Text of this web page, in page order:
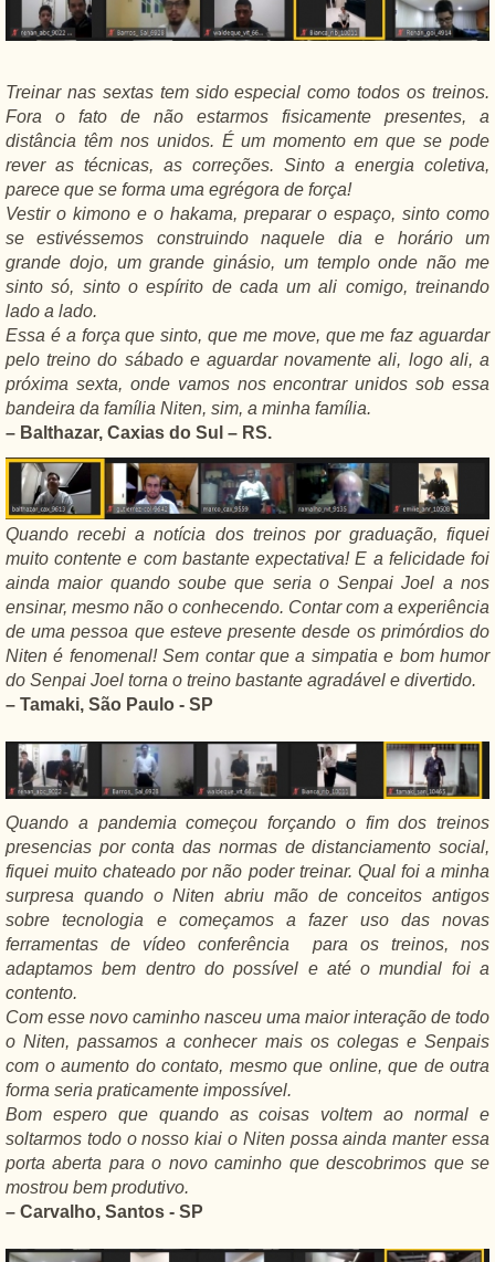
Treinar nas sextas tem sido especial como todos os treinos.
Fora o fato de não estarmos fisicamente presentes, a
distância têm nos unidos. É um momento em que se pode
rever as técnicas, as correções. Sinto a energia coletiva,
parece que se forma uma egrégora de força!
Vestir o kimono e o hakama, preparar o espaço, sinto como
se estivéssemos construindo naquele dia e horário um
grande dojo, um grande ginásio, um templo onde não me
sinto só, sinto o espírito de cada um ali comigo, treinando
lado a lado.
Essa é a força que sinto, que me move, que me faz aguardar
pelo treino do sábado e aguardar novamente ali, logo ali, a
próxima sexta, onde vamos nos encontrar unidos sob essa
bandeira da família Niten, sim, a minha família.
– Balthazar, Caxias do Sul – RS.
Quando recebi a notícia dos treinos por graduação, fiquei
muito contente e com bastante expectativa! E a felicidade foi
ainda maior quando soube que seria o Senpai Joel a nos
ensinar, mesmo não o conhecendo. Contar com a experiência
de uma pessoa que esteve presente desde os primórdios do
Niten é fenomenal! Sem contar que a simpatia e bom humor
do Senpai Joel torna o treino bastante agradável e divertido.
– Tamaki, São Paulo - SP
Quando a pandemia começou forçando o fim dos treinos
presencias por conta das normas de distanciamento social,
fiquei muito chateado por não poder treinar. Qual foi a minha
surpresa quando o Niten abriu mão de conceitos antigos
sobre tecnologia e começamos a fazer uso das novas
ferramentas de vídeo conferência para os treinos, nos
adaptamos bem dentro do possível e até o mundial foi a
contento.
Com esse novo caminho nasceu uma maior interação de todo
o Niten, passamos a conhecer mais os colegas e Senpais
com o aumento do contato, mesmo que online, que de outra
forma seria praticamente impossível.
Bom espero que quando as coisas voltem ao normal e
soltarmos todo o nosso kiai o Niten possa ainda manter essa
porta aberta para o novo caminho que descobrimos que se
mostrou bem produtivo.
– Carvalho, Santos - SP